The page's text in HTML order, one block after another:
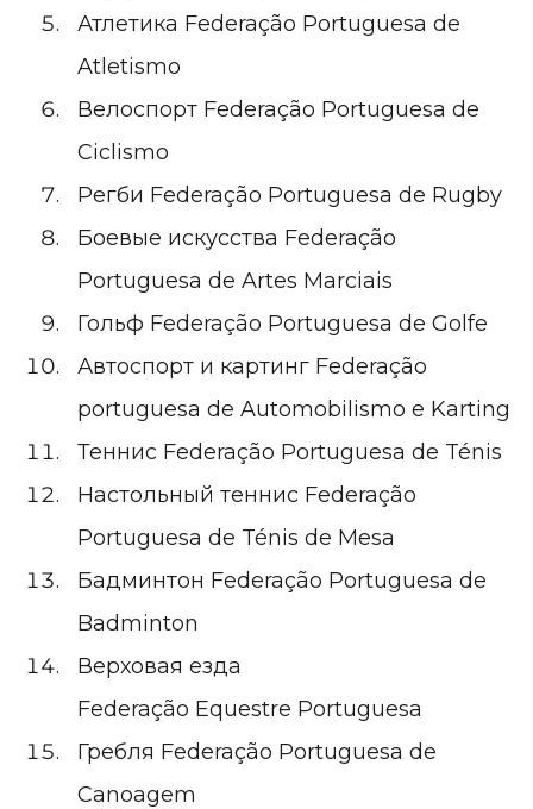
Атлетика Federação Portuguesa de
Atletismo
Велоспорт Federação Portuguesa de
Ciclismo
Регби Federação Portuguesa de Rugby
Боевые искусства Federação
Portuguesa de Artes Marciais
Гольф Federação Portuguesa de Golfe
Автоспорт и картинг Federação
portuguesa de Automobilismo e Karting
Теннис Federação Portuguesa de Ténis
Настольный теннис Federação
Portuguesa de Ténis de Mesa
Бадминтон Federação Portuguesa de
Badminton
Верховая езда
Federação Equestre Portuguesa
Гребля Federação Portuguesa de
Canoagem